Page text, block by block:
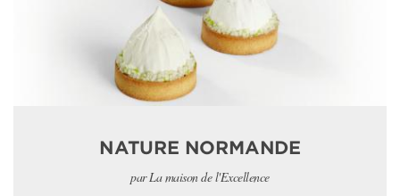
NATURE NORMANDE
par La maison de l'Excellence